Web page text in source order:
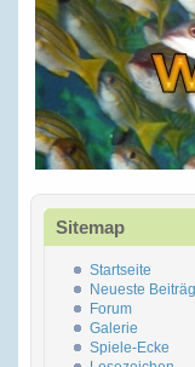
Sitemap
Startseite
Neueste
Forum
Galerie
Spiele-Ecke